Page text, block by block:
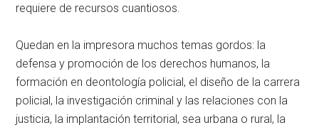
requiere de recursos cuantiosos.
Quedan en la impresora muchos temas gordos: la
defensa y promoción de los derechos humanos, la
formación en deontología policial, el diseño de la carrera
policial, la investigación criminal y las relaciones con la
justicia, la implantación territorial, sea urbana o rural, la